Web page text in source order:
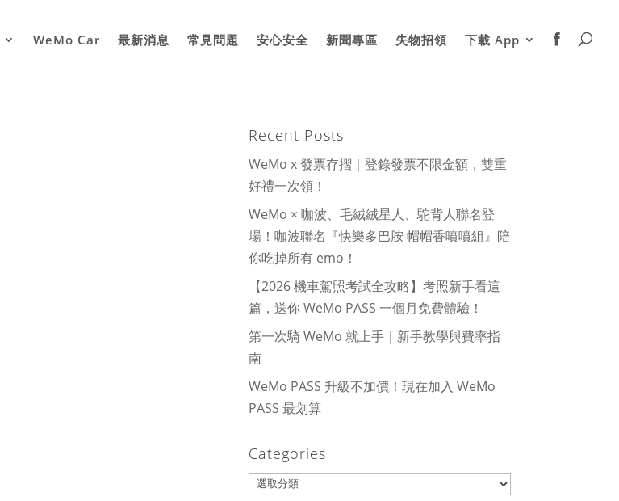
WeMo Car 最新消息 常見問題 安心安全 新聞專區 失物招領 下載 App
Recent Posts
WeMo x 發票存摺｜登錄發票不限金額，雙重
好禮一次領！
WeMo × 咖波、毛絨絨星人、駝背人聯名登
場！咖波聯名『快樂多巴胺 帽帽香噴噴組』陪
你吃掉所有 emo！
【2026 機車駕照考試全攻略】考照新手看這
篇，送你 WeMo PASS 一個月免費體驗！
第一次騎 WeMo 就上手｜新手教學與費率指
南
WeMo PASS 升級不加價！現在加入 WeMo
PASS 最划算
Categories
Categories